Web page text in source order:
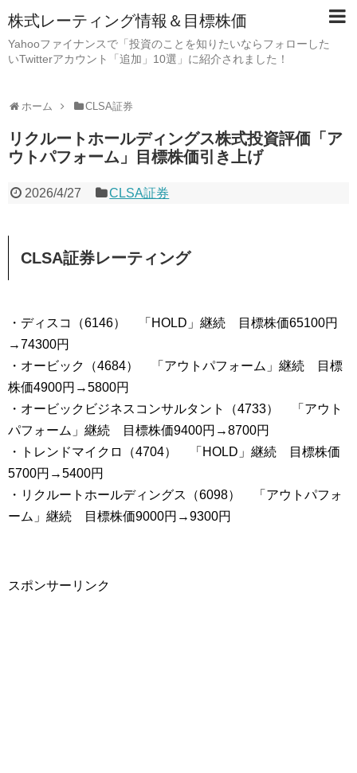
株式レーティング情報＆目標株価
Yahooファイナンスで「投資のことを知りたいならフォローした
いTwitterアカウント「追加」10選」に紹介されました！
ホーム CLSA証券
リクルートホールディングス株式投資評価「ア
ウトパフォーム」目標株価引き上げ
2026/4/27 CLSA証券
CLSA証券レーティング
・ディスコ（6146） 「HOLD」継続 目標株価65100円
→74300円
・オービック（4684） 「アウトパフォーム」継続 目標
株価4900円→5800円
・オービックビジネスコンサルタント（4733） 「アウト
パフォーム」継続 目標株価9400円→8700円
・トレンドマイクロ（4704） 「HOLD」継続 目標株価
5700円→5400円
・リクルートホールディングス（6098） 「アウトパフォ
ーム」継続 目標株価9000円→9300円
スポンサーリンク